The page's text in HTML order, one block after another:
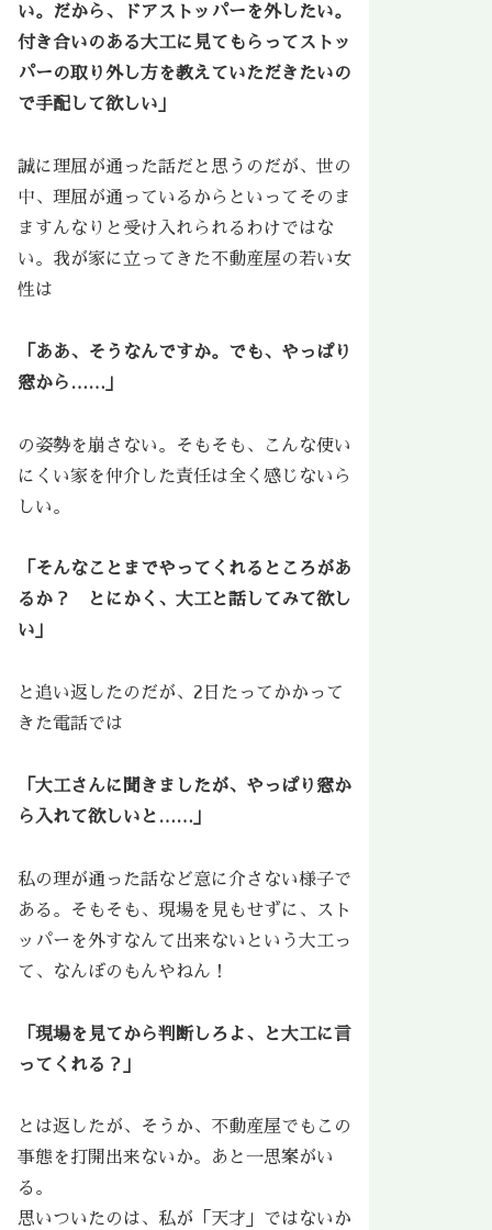
い。だから、ドアストッパーを外したい。
付き合いのある大工に見てもらってストッ
パーの取り外し方を教えていただきたいの
で手配して欲しい」
誠に理屈が通った話だと思うのだが、世の
中、理屈が通っているからといってそのま
ますんなりと受け入れられるわけではな
い。我が家に立ってきた不動産屋の若い女
性は
「ああ、そうなんですか。でも、やっぱり
窓から……」
の姿勢を崩さない。そもそも、こんな使い
にくい家を仲介した責任は全く感じないら
しい。
「そんなことまでやってくれるところがあ
るか？ とにかく、大工と話してみて欲し
い」
と追い返したのだが、2日たってかかって
きた電話では
「大工さんに聞きましたが、やっぱり窓か
ら入れて欲しいと……」
私の理が通った話など意に介さない様子で
ある。そもそも、現場を見もせずに、スト
ッパーを外すなんて出来ないという大工っ
て、なんぼのもんやねん！
「現場を見てから判断しろよ、と大工に言
ってくれる？」
とは返したが、そうか、不動産屋でもこの
事態を打開出来ないか。あと一思案がい
る。
思いついたのは、私が「天才」ではないか